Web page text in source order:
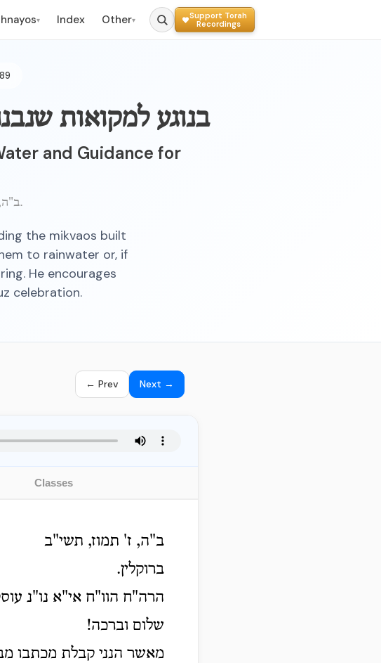
▾ Index Other▾
Support Torah
Recordings
בנוגע למקואות
and Guidance for
ב"ה, ז' תמוז, תשי"ב ברוקלין.
the mikvaos built
to rainwater or, if
He encourages
celebration.
← Prev Next →
Classes
ב"ה, ז' תמוז, תשי"ב
ברוקלין.
הרה"ח הוו"ח אי"א נו"נ
שלום וברכה!
מאשר הנני קבלת מכתבו